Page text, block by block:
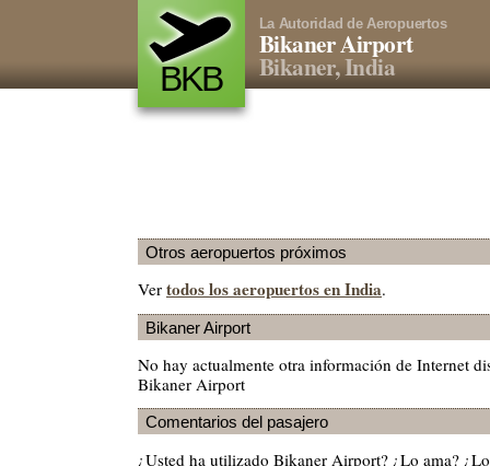
BKB
La Autoridad de Aeropuertos
Bikaner Airport
Bikaner, India
Otros aeropuertos próximos
Ver todos los aeropuertos en India.
Bikaner Airport
No hay actualmente otra información de Internet
Bikaner Airport
Comentarios del pasajero
¿Usted ha utilizado Bikaner Airport? ¿Lo ama?